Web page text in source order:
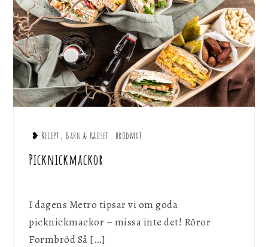
❥ Recept, Barn & Kaoset , brödmat
Picknickmackor
I dagens Metro tipsar vi om goda
picknickmackor – missa inte det! Röror
Formbröd Så […]